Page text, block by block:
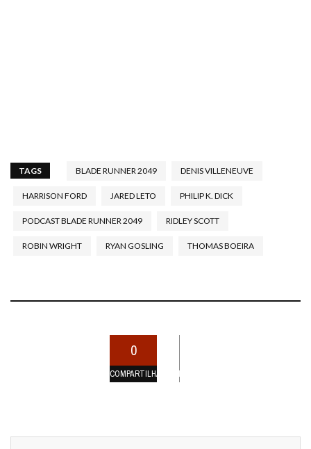
TAGS BLADE RUNNER 2049 DENIS VILLENEUVE
HARRISON FORD JARED LETO PHILIP K. DICK
PODCAST BLADE RUNNER 2049 RIDLEY SCOTT
ROBIN WRIGHT RYAN GOSLING THOMAS BOEIRA
0
COMPARTILHAMENTOS